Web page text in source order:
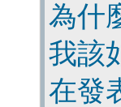
為什
我該
在發